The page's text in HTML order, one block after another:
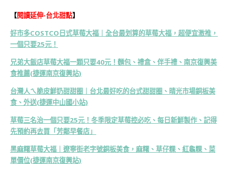
【閱讀延伸-台北甜點】
好市多COSTCO日式草莓大福｜全台最划算的草莓大福，超便宜激推，
一個只要25元！
兄弟大飯店草莓大福一顆只要40元！麵包、禮盒、伴手禮、南京復興美
食推薦(捷運南京復興站)
台灣人ㄟ脆皮鮮奶甜甜圈｜台北最好吃的台式甜甜圈、晴光市場銅板美
食、外送(捷運中山國小站)
草莓三名治一個只要25元！冬季限定草莓控必吃、每日新鮮製作、記得
先預約再去買「芳鄰早餐店」
黑麻糬草莓大福｜遼寧街老字號銅板美食，麻糬、草仔粿、紅龜粿、菜
單價位(捷運南京復興站)